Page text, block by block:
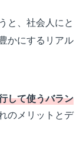
と、社会人にと
かにするリアル
して使うバラン
のメリットとデ